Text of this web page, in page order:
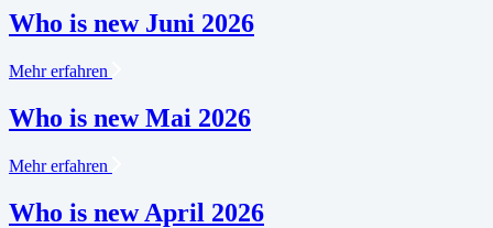
Who is new Juni 2026
Mehr erfahren
Who is new Mai 2026
Mehr erfahren
Who is new April 2026